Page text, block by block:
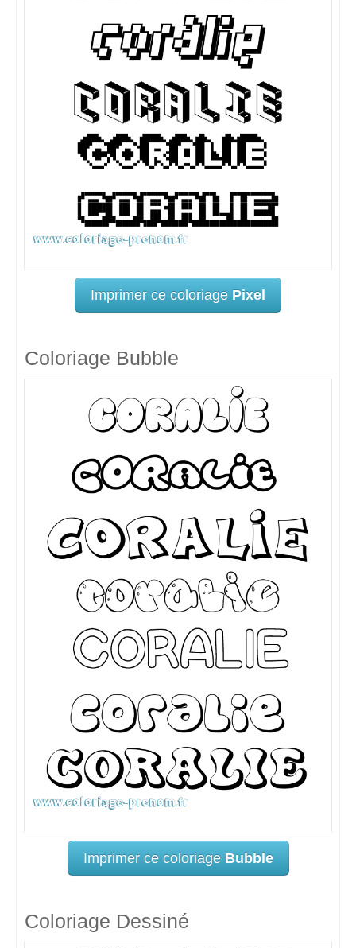
Imprimer ce coloriage Pixel
Coloriage Bubble
Imprimer ce coloriage Bubble
Coloriage Dessiné